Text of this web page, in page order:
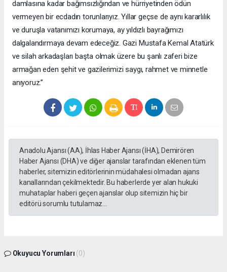
damlasına kadar bağımsızlığından ve hürriyetinden ödün
vermeyen bir ecdadın torunlarıyız. Yıllar geçse de aynı kararlılık
ve duruşla vatanımızı korumaya, ay yıldızlı bayrağımızı
dalgalandırmaya devam edeceğiz. Gazi Mustafa Kemal Atatürk
ve silah arkadaşları başta olmak üzere bu şanlı zaferi bize
armağan eden şehit ve gazilerimizi saygı, rahmet ve minnetle
anıyoruz.”
Anadolu Ajansı (AA), İhlas Haber Ajansı (İHA), Demirören
Haber Ajansı (DHA) ve diğer ajanslar tarafından eklenen tüm
haberler, sitemizin editörlerinin müdahalesi olmadan ajans
kanallarından çekilmektedir. Bu haberlerde yer alan hukuki
muhataplar haberi geçen ajanslar olup sitemizin hiç bir
editörü sorumlu tutulamaz...
Okuyucu Yorumları (0)